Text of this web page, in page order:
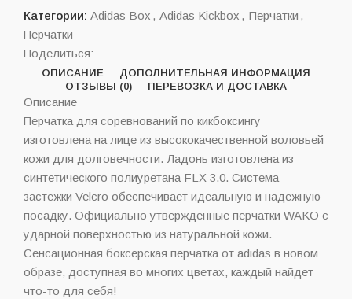
Категории: Adidas Box , Adidas Kickbox , Перчатки ,
Перчатки
Поделиться:
ОПИСАНИЕ
ДОПОЛНИТЕЛЬНАЯ ИНФОРМАЦИЯ
ОТЗЫВЫ (0)
ПЕРЕВОЗКА И ДОСТАВКА
Описание
Перчатка для соревнований по кикбоксингу
изготовлена на лице из высококачественной воловьей
кожи для долговечности. Ладонь изготовлена из
синтетического полиуретана FLX 3.0. Система
застежки Velcro обеспечивает идеальную и надежную
посадку. Официально утвержденные перчатки WAKO с
ударной поверхностью из натуральной кожи.
Сенсационная боксерская перчатка от adidas в новом
образе, доступная во многих цветах, каждый найдет
что-то для себя!